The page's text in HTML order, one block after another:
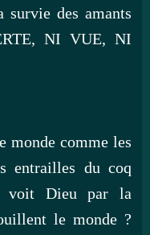
des amants
NI VUE, NI
monde comme les
entrailles du coq
voit Dieu par la
le monde ?